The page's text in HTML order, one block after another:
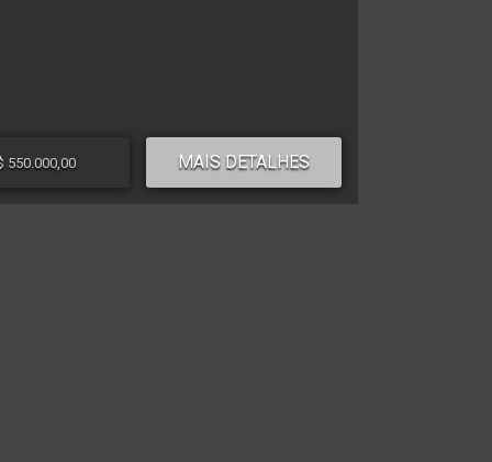
550.000,00 MAIS DETALHES